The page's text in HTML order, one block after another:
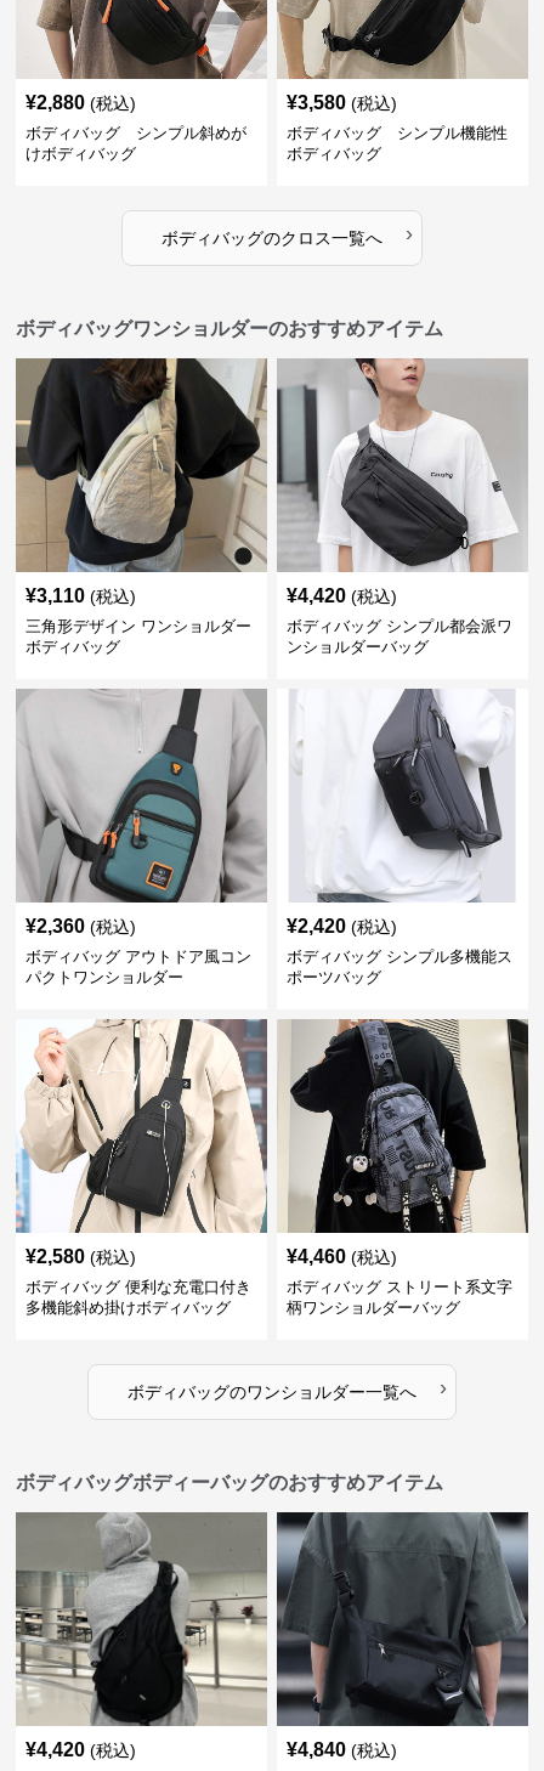
¥2,880 (税込)
ボディバッグ シンプル斜めが
けボディバッグ
¥3,580 (税込)
ボディバッグ シンプル機能性
ボディバッグ
ボディバッグのクロス一覧へ ›
ボディバッグワンショルダーのおすすめアイテム
¥3,110 (税込)
三角形デザイン ワンショルダー
ボディバッグ
¥4,420 (税込)
ボディバッグ シンプル都会派ワ
ンショルダーバッグ
¥2,360 (税込)
ボディバッグ アウトドア風コン
パクトワンショルダー
¥2,420 (税込)
ボディバッグ シンプル多機能ス
ポーツバッグ
¥2,580 (税込)
ボディバッグ 便利な充電口付き
多機能斜め掛けボディバッグ
¥4,460 (税込)
ボディバッグ ストリート系文字
柄ワンショルダーバッグ
ボディバッグのワンショルダー一覧へ ›
ボディバッグボディーバッグのおすすめアイテム
¥4,420 (税込) ¥4,840 (税込)